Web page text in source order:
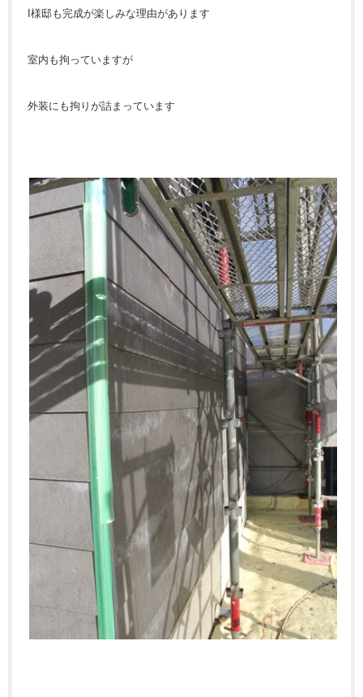
I様邸も完成が楽しみな理由があります
室内も拘っていますが
外装にも拘りが詰まっています